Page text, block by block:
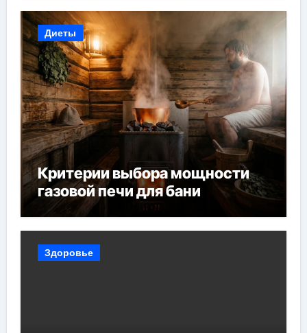
Диеты
Критерии выбора мощности
газовой печи для бани
Здоровье